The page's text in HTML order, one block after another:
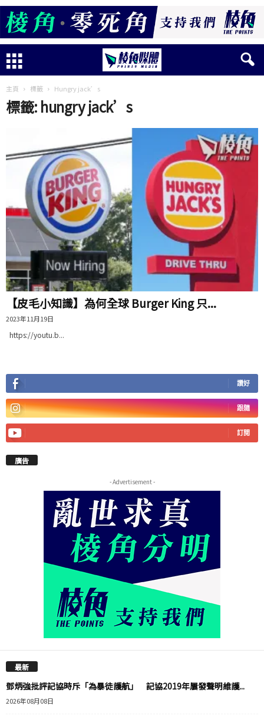
主頁 標籤 Hungry jack’s
標籤: hungry jack’s
【皮毛小知識】為何全球 Burger King 只...
2023年11月19日
https://youtu.b...
讚好
跟隨
訂閱
廣告
- Advertisement -
最新
鄧炳強批評記協時斥「為暴徒護航」 記協2019年屢發聲明維護...
2026年08月08日